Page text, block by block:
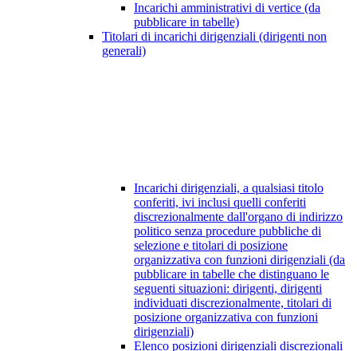
Incarichi amministrativi di vertice (da
pubblicare in tabelle)
Titolari di incarichi dirigenziali (dirigenti non
generali)
Incarichi dirigenziali, a qualsiasi titolo
conferiti, ivi inclusi quelli conferiti
discrezionalmente dall'organo di indirizzo
politico senza procedure pubbliche di
selezione e titolari di posizione
organizzativa con funzioni dirigenziali (da
pubblicare in tabelle che distinguano le
seguenti situazioni: dirigenti, dirigenti
individuati discrezionalmente, titolari di
posizione organizzativa con funzioni
dirigenziali)
Elenco posizioni dirigenziali discrezionali